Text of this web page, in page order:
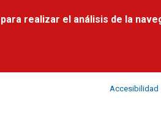
realizar el análisis de la
Accesibilidad